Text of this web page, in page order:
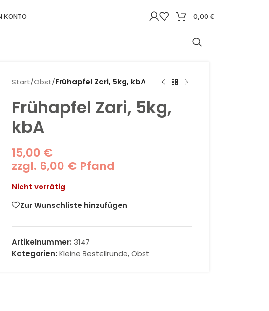
KONTO 0,00 €
Start/Obst/Frühapfel Zari, 5kg, kbA
Frühapfel Zari, 5kg,
kbA
15,00 €
zzgl. 6,00 € Pfand
Nicht vorrätig
Zur Wunschliste hinzufügen
Artikelnummer:3147
Kategorien: Kleine Bestellrunde, Obst